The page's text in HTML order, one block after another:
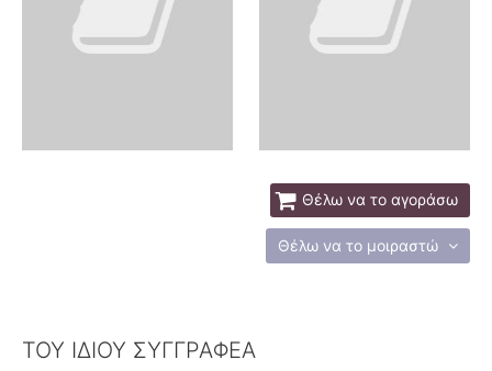
Θέλω να το αγοράσω
Θέλω να το μοιραστώ
ΤΟΥ ΙΔΙΟΥ ΣΥΓΓΡΑΦΕΑ